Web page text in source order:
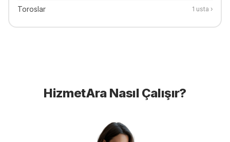
Toroslar 1 usta ›
HizmetAra Nasıl Çalışır?